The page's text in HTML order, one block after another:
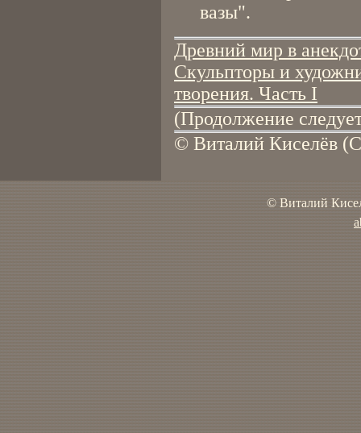
вазы".
Древний мир в
Скульпторы и
творения. Часть I
(Продолжение
© Виталий Киселёв
© Виталий